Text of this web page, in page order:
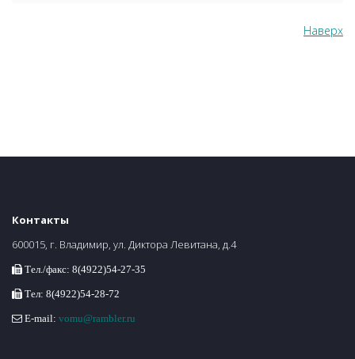
Наверх
Контакты
600015, г. Владимир, ул. Диктора Левитана, д.4
Тел./факс: 8(4922)54-27-35
Тел: 8(4922)54-28-72
E-mail: vomu@rambler.ru